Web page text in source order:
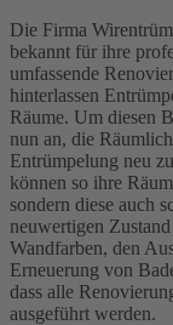
Die Firma
bekannt für ihre
umfassende
hinterlassen
Räume. Um diesen
nun an, die
Entrümpelung neu
können so ihre
sondern diese auch
neuwertigen
Wandfarben, den
Erneuerung von
dass alle
ausgeführt werden.